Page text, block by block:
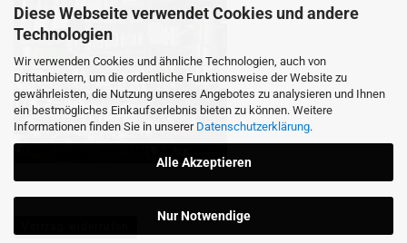
Diese Webseite verwendet Cookies und andere
Technologien
Wir verwenden Cookies und ähnliche Technologien, auch von
Drittanbietern, um die ordentliche Funktionsweise der Website zu
gewährleisten, die Nutzung unseres Angebotes zu analysieren und Ihnen
ein bestmögliches Einkaufserlebnis bieten zu können. Weitere
Informationen finden Sie in unserer Datenschutzerklärung.
Alle Akzeptieren
Nur Notwendige